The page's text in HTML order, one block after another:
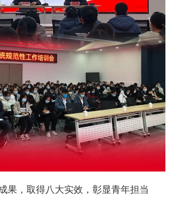
，取得八大实效，彰显青年担当